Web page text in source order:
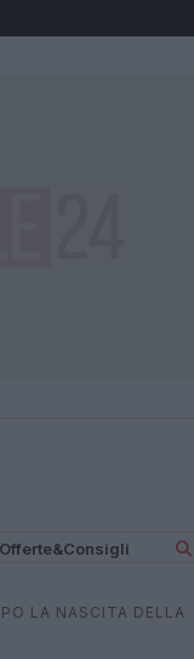
Offerte&Consigli
LA NASCITA DELLA